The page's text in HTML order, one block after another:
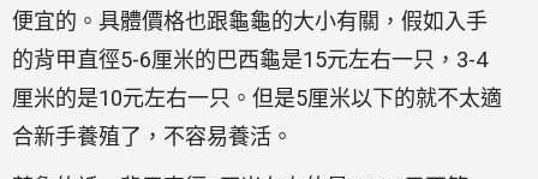
便宜的。具體價格也跟龜龜的大小有關，假如入手
的背甲直徑5-6厘米的巴西龜是15元左右一只，3-4
厘米的是10元左右一只。但是5厘米以下的就不太適
合新手養殖了，不容易養活。